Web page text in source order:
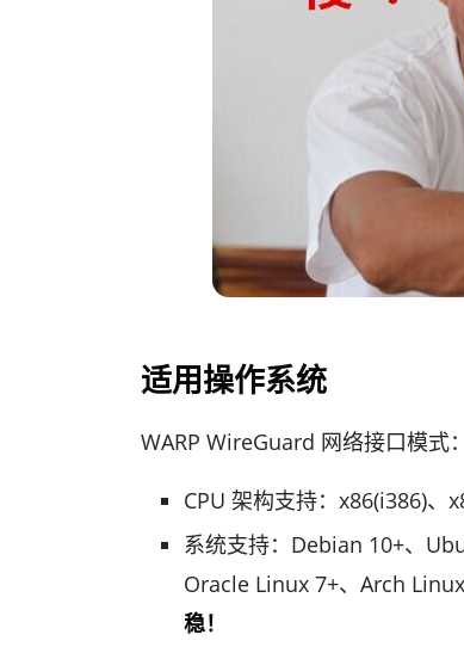
适用操作系统
WARP Wire­Guard 网络接口模式：
CPU 架构支持：x86(i386)、
系统支持：Debian 10+、
Oracle Linux 7+、Arch
稳！